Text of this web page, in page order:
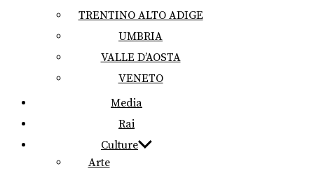
TRENTINO ALTO ADIGE
UMBRIA
VALLE D’AOSTA
VENETO
Media
Rai
Culture
Arte